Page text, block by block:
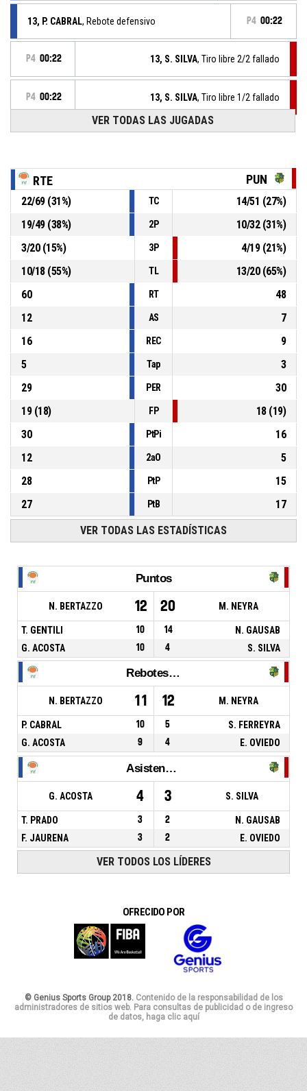
13, P. CABRAL, Rebote defensivo P4 00:22
P4 00:22 13, S. SILVA, Tiro libre 2/2 fallado
P4 00:22 13, S. SILVA, Tiro libre 1/2 fallado
P4 00:22 13, S. SILVA, Falta recibida
14, F. JAURENA P4 00:22
, Pérdida por campo atrás 00:27
13, P. CABRAL , Rebote ofensivo P4 00:27
VER TODAS LAS JUGADAS
RTE PUN
22/69(31%) TC 14/51 (27%)
19/49(38%) 2P 10/32(31%)
3/20(15%) 3P 4/19(21%)
10/18(55%) TL 13/20(65%)
60
RT
48
12
AS
7
16
REC
9
5
Tap
3
29
PER
30
19(18) FP 18(19)
30
PtPi
16
12
2aO
5
28
PtP
15
27
PtB 17
VER TODAS LAS ESTADÍSTICAS
Puntos
N. BERTAZZO 12 20 M. NEYRA
T. GENTILI 10 14
N. GAUSAB
G. ACOSTA
10 4 S. SILVA
Rebotes Totales
N. BERTAZZO 11 12 M. NEYRA
P. CABRAL 10 5
S. FERREYRA
G. ACOSTA
9 4 E. OVIEDO
Asistencias
G. ACOSTA 4 3 S. SILVA
T. PRADO 3 2
N. GAUSAB
F. JAURENA
3 2 E. OVIEDO
VER TODOS LOS LÍDERES
OFRECIDO POR
© Genius Sports Group 2018. Contenido de la responsabilidad de los
administradores de sitios web. Para consultas de publicidad o de ingreso
de datos, haga clic aquí